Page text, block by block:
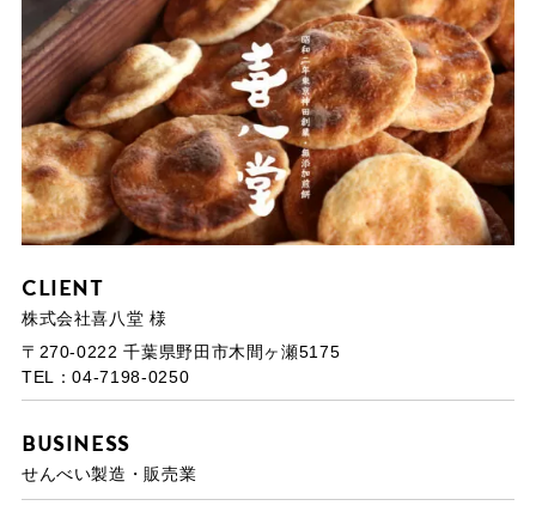
Client
株式会社喜八堂 様
〒270-0222 千葉県野田市木間ヶ瀬5175
TEL：04-7198-0250
Business
せんべい製造・販売業